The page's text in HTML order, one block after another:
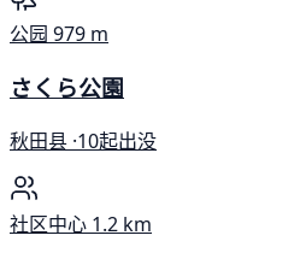
公园 979 m
さくら公園
秋田县 ·10起出没
社区中心 1.2 km